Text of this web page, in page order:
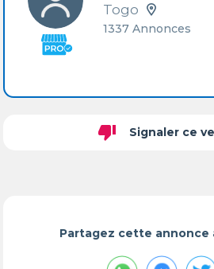
Togo
1337 Annonces
thumb_down Signaler ce
Partagez cette annonce